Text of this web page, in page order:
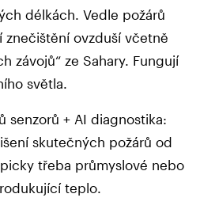
délkách. Vedle požárů
znečištění ovzduší včetně
závojů“ ze Sahary. Fungují
světla.
senzorů + AI diagnostika:
skutečných požárů od
třeba průmyslové nebo
teplo.